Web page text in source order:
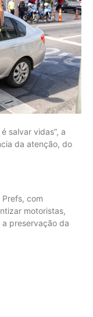
salvar vidas”, a
da atenção, do
com
motoristas,
preservação da